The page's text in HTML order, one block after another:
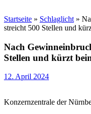
Startseite » Schlaglicht »
streicht 500 Stellen und
Nach
Stellen und kürzt
12. April 2024
Konzernzentrale der